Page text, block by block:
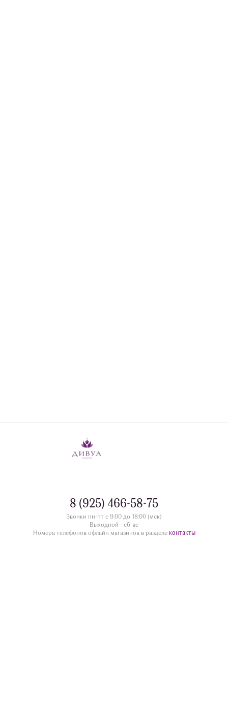
8 (925) 466-58-75
Звонки пн-пт с 9:00 до 18:00 (мск)
Выходной - сб-вс
Номера телефонов офлайн магазинов в разделе контакты